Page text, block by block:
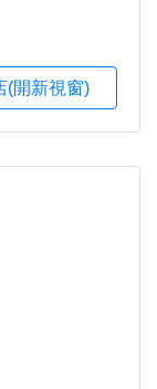
(開新視窗)